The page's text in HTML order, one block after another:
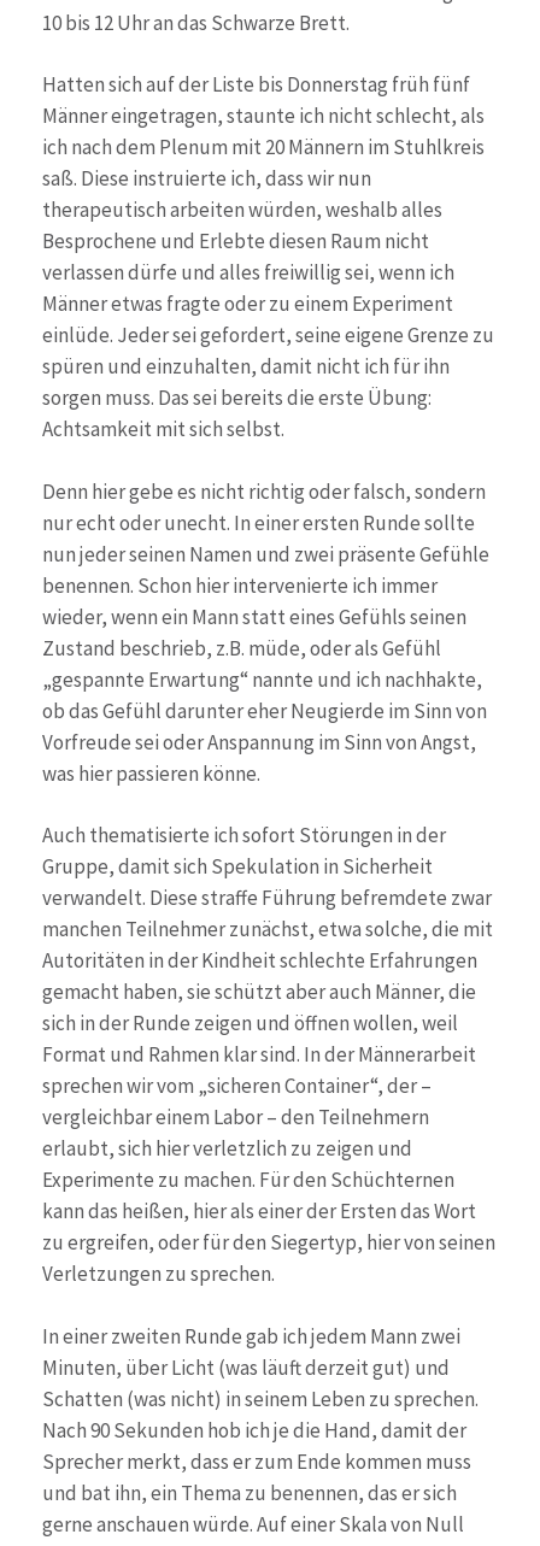
10 bis 12 Uhr an das Schwarze Brett.
Hatten sich auf der Liste bis Donnerstag früh fünf
Männer eingetragen, staunte ich nicht schlecht, als
ich nach dem Plenum mit 20 Männern im Stuhlkreis
saß. Diese instruierte ich, dass wir nun
therapeutisch arbeiten würden, weshalb alles
Besprochene und Erlebte diesen Raum nicht
verlassen dürfe und alles freiwillig sei, wenn ich
Männer etwas fragte oder zu einem Experiment
einlüde. Jeder sei gefordert, seine eigene Grenze zu
spüren und einzuhalten, damit nicht ich für ihn
sorgen muss. Das sei bereits die erste Übung:
Achtsamkeit mit sich selbst.
Denn hier gebe es nicht richtig oder falsch, sondern
nur echt oder unecht. In einer ersten Runde sollte
nun jeder seinen Namen und zwei präsente Gefühle
benennen. Schon hier intervenierte ich immer
wieder, wenn ein Mann statt eines Gefühls seinen
Zustand beschrieb, z.B. müde, oder als Gefühl
„gespannte Erwartung“ nannte und ich nachhakte,
ob das Gefühl darunter eher Neugierde im Sinn von
Vorfreude sei oder Anspannung im Sinn von Angst,
was hier passieren könne.
Auch thematisierte ich sofort Störungen in der
Gruppe, damit sich Spekulation in Sicherheit
verwandelt. Diese straffe Führung befremdete zwar
manchen Teilnehmer zunächst, etwa solche, die mit
Autoritäten in der Kindheit schlechte Erfahrungen
gemacht haben, sie schützt aber auch Männer, die
sich in der Runde zeigen und öffnen wollen, weil
Format und Rahmen klar sind. In der Männerarbeit
sprechen wir vom „sicheren Container“, der –
vergleichbar einem Labor – den Teilnehmern
erlaubt, sich hier verletzlich zu zeigen und
Experimente zu machen. Für den Schüchternen
kann das heißen, hier als einer der Ersten das Wort
zu ergreifen, oder für den Siegertyp, hier von seinen
Verletzungen zu sprechen.
In einer zweiten Runde gab ich jedem Mann zwei
Minuten, über Licht (was läuft derzeit gut) und
Schatten (was nicht) in seinem Leben zu sprechen.
Nach 90 Sekunden hob ich je die Hand, damit der
Sprecher merkt, dass er zum Ende kommen muss
und bat ihn, ein Thema zu benennen, das er sich
gerne anschauen würde. Auf einer Skala von Null